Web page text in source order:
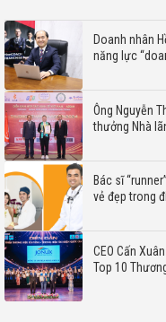
Doanh nhân
năng lực
Ông Nguyễn
thưởng Nhà
Bác sĩ
vẻ đẹp trong
CEO Cấn
Top 10